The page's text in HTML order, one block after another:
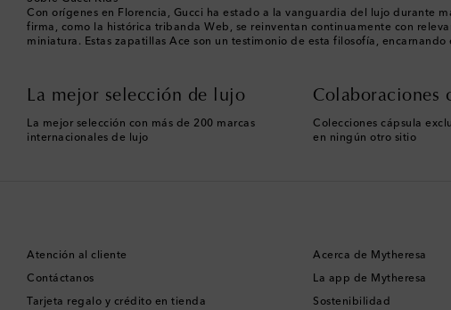
Con orígenes en Florencia, Gucci ha estado a la vanguardia del lujo durante
firma, como la histórica tribanda Web, se reinventan continuamente con
miniatura. Estas zapatillas Ace son un testimonio de esta filosofía,
La mejor selección de lujo
La mejor selección con más de 200 marcas
internacionales de lujo
Colaboraciones
Colecciones cápsula
en ningún otro sitio
Atención al cliente
Contáctanos
Tarjeta regalo y crédito en tienda
Acerca de Mytheresa
La app de Mytheresa
Sostenibilidad